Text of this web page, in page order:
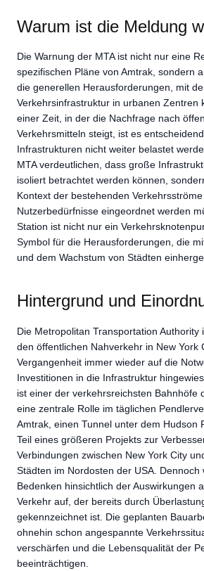
Warum ist die Meldung
Die Warnung der MTA ist nicht nur eine
spezifischen Pläne von Amtrak, sondern
die generellen Herausforderungen, mit
Verkehrsinfrastruktur in urbanen Zentren
einer Zeit, in der die Nachfrage nach
Verkehrsmitteln steigt, ist es
Infrastrukturen nicht weiter belastet
MTA verdeutlichen, dass große
isoliert betrachtet werden können,
Kontext der bestehenden
Nutzerbedürfnisse eingeordnet werden
Station ist nicht nur ein
Symbol für die Herausforderungen, die
und dem Wachstum von Städten
Hintergrund und
Die Metropolitan Transportation Authority
den öffentlichen Nahverkehr in New York
Vergangenheit immer wieder auf die
Investitionen in die Infrastruktur
ist einer der verkehrsreichsten Bahnhöfe
eine zentrale Rolle im täglichen
Amtrak, einen Tunnel unter dem Hudson
Teil eines größeren Projekts zur
Verbindungen zwischen New York City
Städten im Nordosten der USA. Dennoch
Bedenken hinsichtlich der Auswirkungen
Verkehr auf, der bereits durch
gekennzeichnet ist. Die geplanten
ohnehin schon angespannte
verschärfen und die Lebensqualität der
beeinträchtigen.